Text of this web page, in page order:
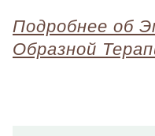
Подробнее об
Образной